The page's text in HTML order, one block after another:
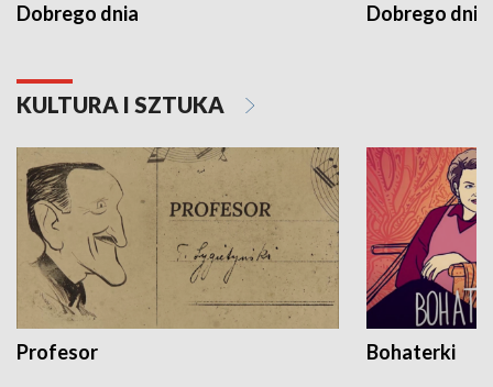
Dobrego dnia Dobrego dnia
KULTURA I SZTUKA
Profesor Bohaterki